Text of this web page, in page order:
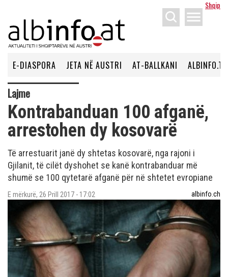
Shqip
menu
E-DIASPORA JETA NË AUSTRI AT-BALLKANI ALBINFO.TV
Lajme
Kontrabanduan 100 afganë,
arrestohen dy kosovarë
Të arrestuarit janë dy shtetas kosovarë, nga rajoni i
Gjilanit, të cilët dyshohet se kanë kontrabanduar më
shumë se 100 qytetarë afganë për në shtetet evropiane
E mërkurë, 26 Prill 2017 - 17:02 albinfo.ch